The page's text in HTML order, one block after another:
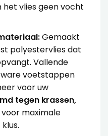
het vlies geen vocht
Gemaakt
polyestervlies dat
Vallende
voetstappen
voor uw
tegen krassen,
maximale